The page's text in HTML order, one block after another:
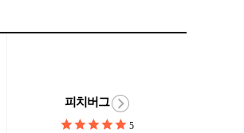
피치버그
5